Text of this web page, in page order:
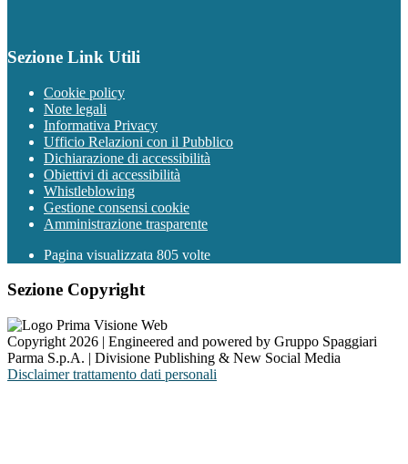
Sezione Link Utili
Cookie policy
Note legali
Informativa Privacy
Ufficio Relazioni con il Pubblico
Dichiarazione di accessibilità
Obiettivi di accessibilità
Whistleblowing
Gestione consensi cookie
Amministrazione trasparente
Pagina visualizzata 805 volte
Sezione Copyright
Copyright 2026 | Engineered and powered by Gruppo Spaggiari
Parma S.p.A. | Divisione Publishing & New Social Media
Disclaimer trattamento dati personali